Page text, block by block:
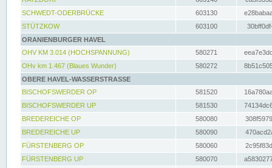
SCHWEDT-ODERBRÜCKE
603130
STÜTZKOW
603100
ORANIENBURGER HAVEL
OHV KM 3.014 (HOCHSPANNUNG)
580271
OHv km 1.467 (Blaues Wunder)
580272
OBERE HAVEL-WASSERSTRASSE
BISCHOFSWERDER OP
581520
BISCHOFSWERDER UP
581530
BREDEREICHE OP
580080
BREDEREICHE UP
580090
FÜRSTENBERG OP
580060
FÜRSTENBERG UP
580070